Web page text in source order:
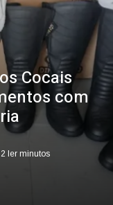
Cocais
com
2 ler minutos